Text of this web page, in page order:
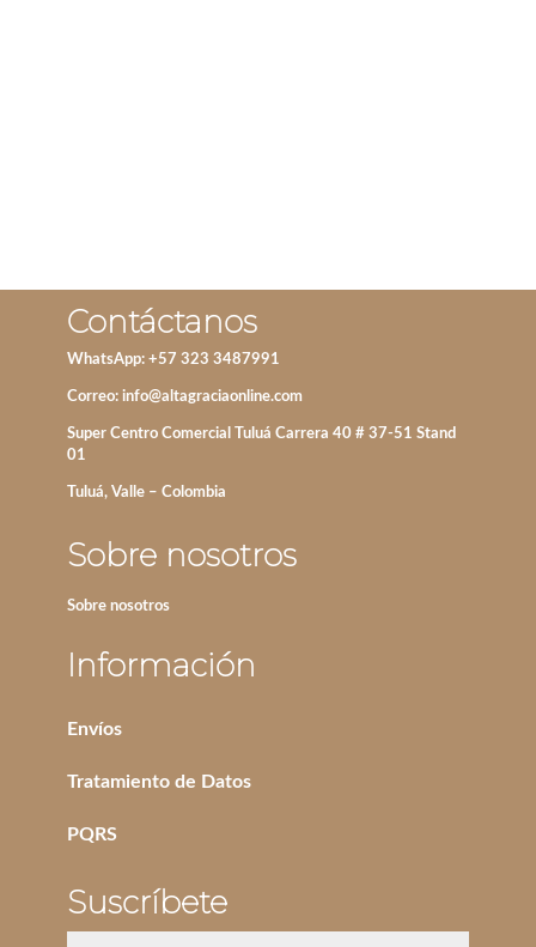
Contáctanos
WhatsApp: +57 323 3487991
Correo: info@altagraciaonline.com
Super Centro Comercial Tuluá Carrera 40 # 37-51 Stand
01
Tuluá, Valle – Colombia
Sobre nosotros
Sobre nosotros
Información
Envíos
Tratamiento de Datos
PQRS
Suscríbete